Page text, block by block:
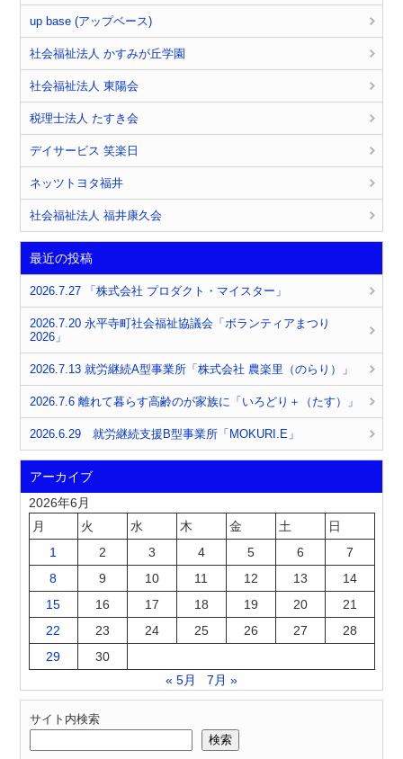
up base (アップベース)
社会福祉法人 かすみが丘学園
社会福祉法人 東陽会
税理士法人 たすき会
デイサービス 笑楽日
ネッツトヨタ福井
社会福祉法人 福井康久会
最近の投稿
2026.7.27 「株式会社 プロダクト・マイスター」
2026.7.20 永平寺町社会福祉協議会「ボランティアまつり
2026」
2026.7.13 就労継続A型事業所「株式会社 農楽里（のらり）」
2026.7.6 離れて暮らす高齢のが家族に「いろどり＋（たす）」
2026.6.29 就労継続支援B型事業所「MOKURI.E」
アーカイブ
2026年6月
月
火 水 木 金 土
日
1
2 3 4 5 6
7
8
9 10 11 12 13
14
15
16 17 18 19 20
21
22
23 24 25 26 27
28
29
30
« 5月
7月 »
サイト内検索
検索